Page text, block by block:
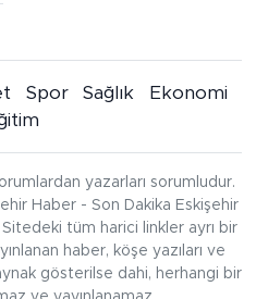
Spor Sağlık
Ekonomi
yazarları sorumludur.
Haber - Son Dakika Eskişehir
tüm harici linkler ayrı bir
haber, köşe yazıları ve
gösterilse dahi, herhangi bir